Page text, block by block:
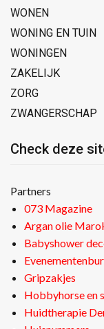
WONEN
WONING EN TUIN
WONINGEN
ZAKELIJK
ZORG
ZWANGERSCHAP
Check deze
Partners
073 Magazine
Argan olie
Babyshower
Gripzakjes
Hobbyhorse en
Huidtherapie